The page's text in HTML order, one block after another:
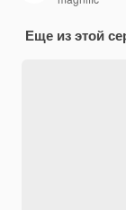
Еще из этой